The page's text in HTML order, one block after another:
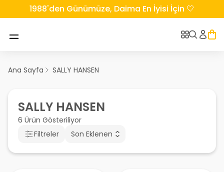
1988'den Günümüze, Daima En İyisi İçin 🤍
Ana Sayfa SALLY HANSEN
SALLY HANSEN
6 Ürün Gösteriliyor
Filtreler
Son Eklenen